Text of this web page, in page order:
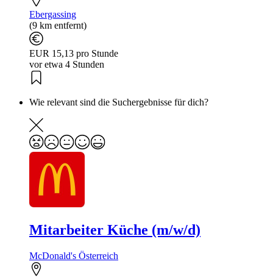
Ebergassing
(9 km entfernt)
EUR 15,13 pro Stunde
vor etwa 4 Stunden
Wie relevant sind die Suchergebnisse für dich?
Mitarbeiter Küche (m/w/d)
McDonald's Österreich